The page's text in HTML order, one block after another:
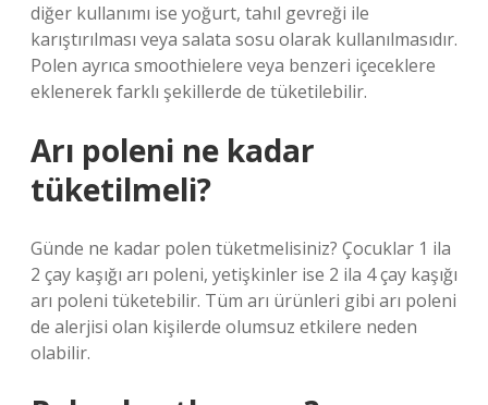
diğer kullanımı ise yoğurt, tahıl gevreği ile
karıştırılması veya salata sosu olarak kullanılmasıdır.
Polen ayrıca smoothielere veya benzeri içeceklere
eklenerek farklı şekillerde de tüketilebilir.
Arı poleni ne kadar
tüketilmeli?
Günde ne kadar polen tüketmelisiniz? Çocuklar 1 ila
2 çay kaşığı arı poleni, yetişkinler ise 2 ila 4 çay kaşığı
arı poleni tüketebilir. Tüm arı ürünleri gibi arı poleni
de alerjisi olan kişilerde olumsuz etkilere neden
olabilir.